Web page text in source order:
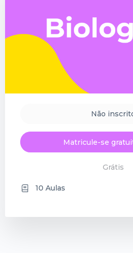
Não
Matricule-se
Grátis
10 Aulas